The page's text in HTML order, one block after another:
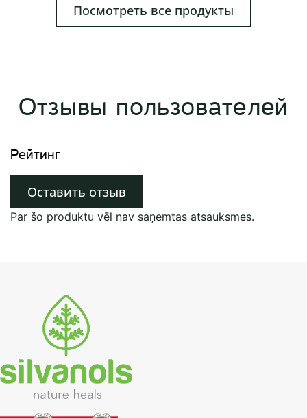
Посмотреть все продукты
Отзывы пользователей
Рейтинг
Оставить отзыв
Par šo produktu vēl nav saņemtas atsauksmes.